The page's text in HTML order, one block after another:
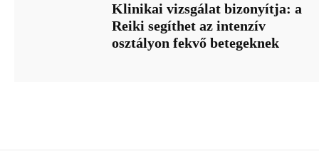
Klinikai vizsgálat bizonyítja: a
Reiki segíthet az intenzív
osztályon fekvő betegeknek